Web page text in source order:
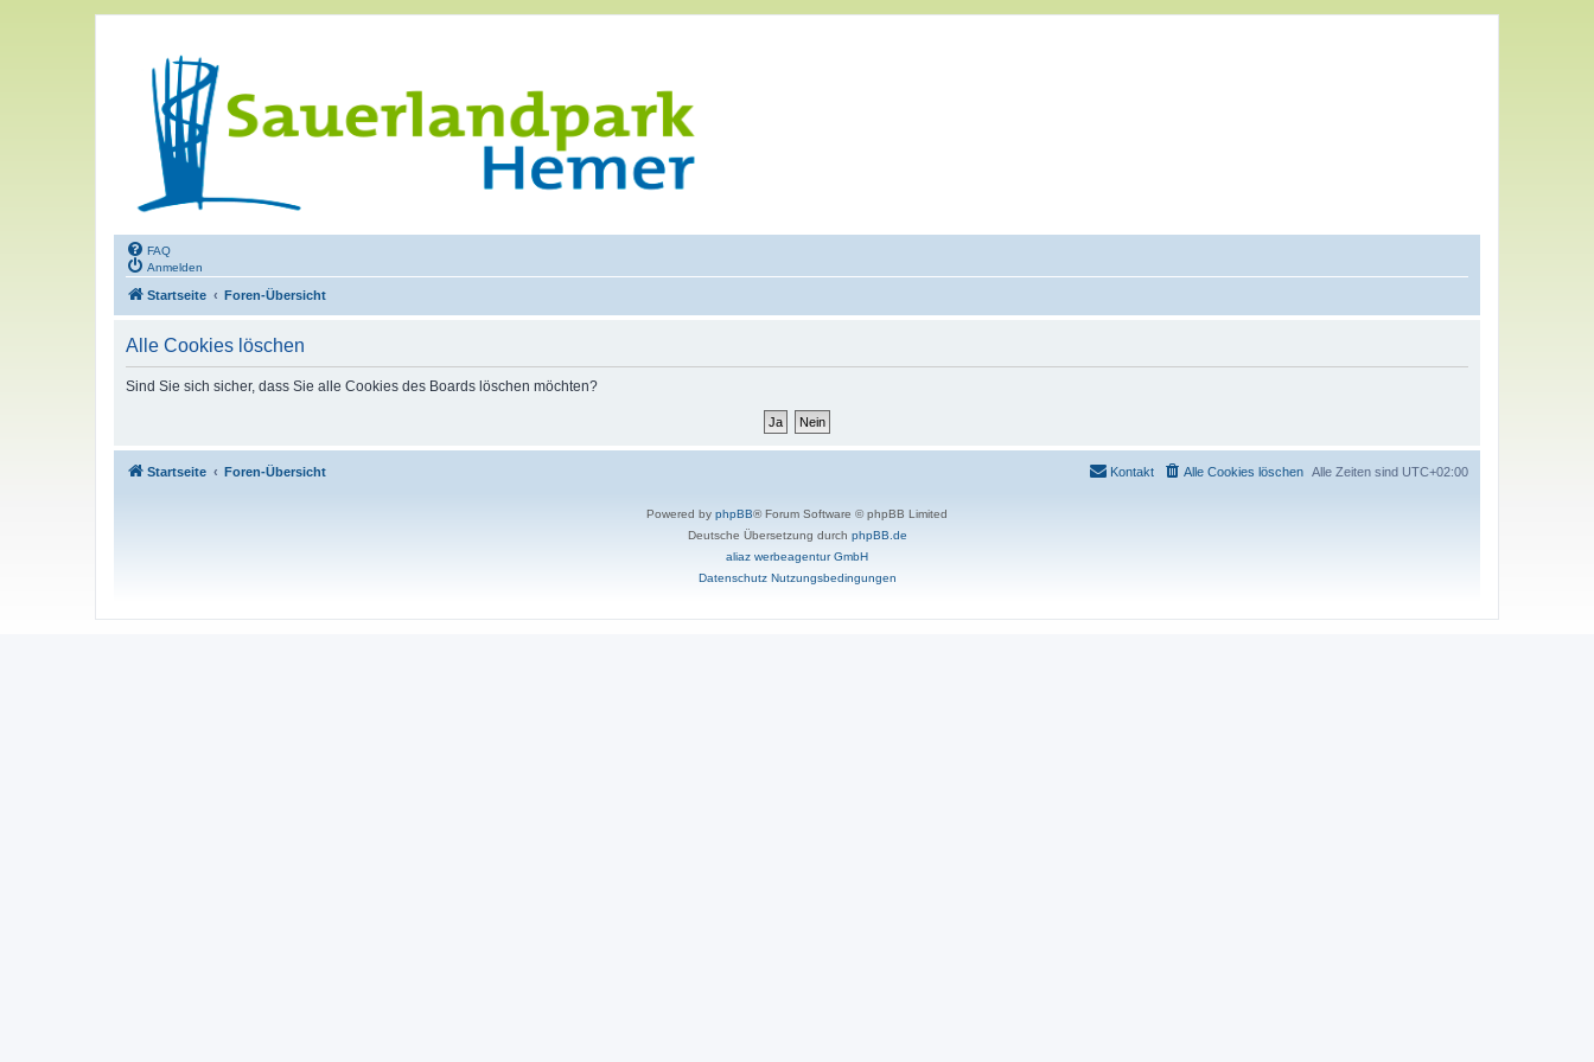
FAQ
Anmelden
Startseite Foren-Übersicht
Alle Cookies löschen
Sind Sie sich sicher, dass Sie alle Cookies des Boards löschen möchten?
Startseite Foren-Übersicht Alle Zeiten sind UTC+02:00
Alle Cookies löschen
Kontakt
Powered by phpBB® Forum Software © phpBB Limited
Deutsche Übersetzung durch phpBB.de
aliaz werbeagentur GmbH
Datenschutz Nutzungsbedingungen